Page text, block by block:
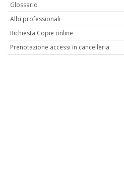
Glossario
Albi professionali
Richiesta Copie online
Prenotazione accessi in cancelleria